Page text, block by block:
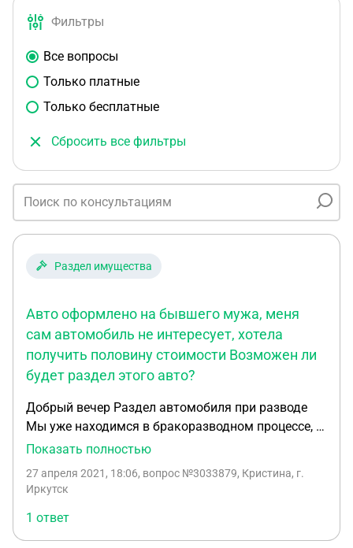
Фильтры
Все вопросы
Только платные
Только бесплатные
Сбросить все фильтры
Раздел имущества
Авто оформлено на бывшего мужа, меня
сам автомобиль не интересует, хотела
получить половину стоимости Возможен ли
будет раздел этого авто?
Добрый вечер Раздел автомобиля при разводе
Мы уже находимся в бракоразводном процессе, и
все что мы нажили за 10 лет это автомобиль
Авто оформлено на бывшего мужа, меня сам
половину стоимости Возможен ли будет раздел
этого авто?
Показать полностью
27 апреля 2021, 18:06, вопрос №3033879, Кристина, г.
Иркутск
1 ответ